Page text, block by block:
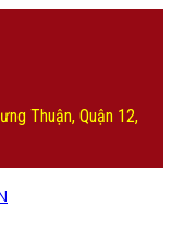
Thuận, Quận 12,